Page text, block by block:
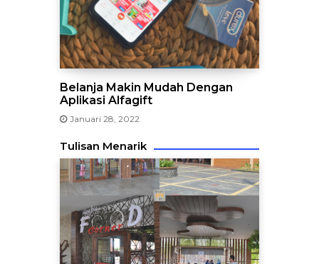
Belanja Makin Mudah Dengan
Aplikasi Alfagift
Januari 28, 2022
Tulisan Menarik